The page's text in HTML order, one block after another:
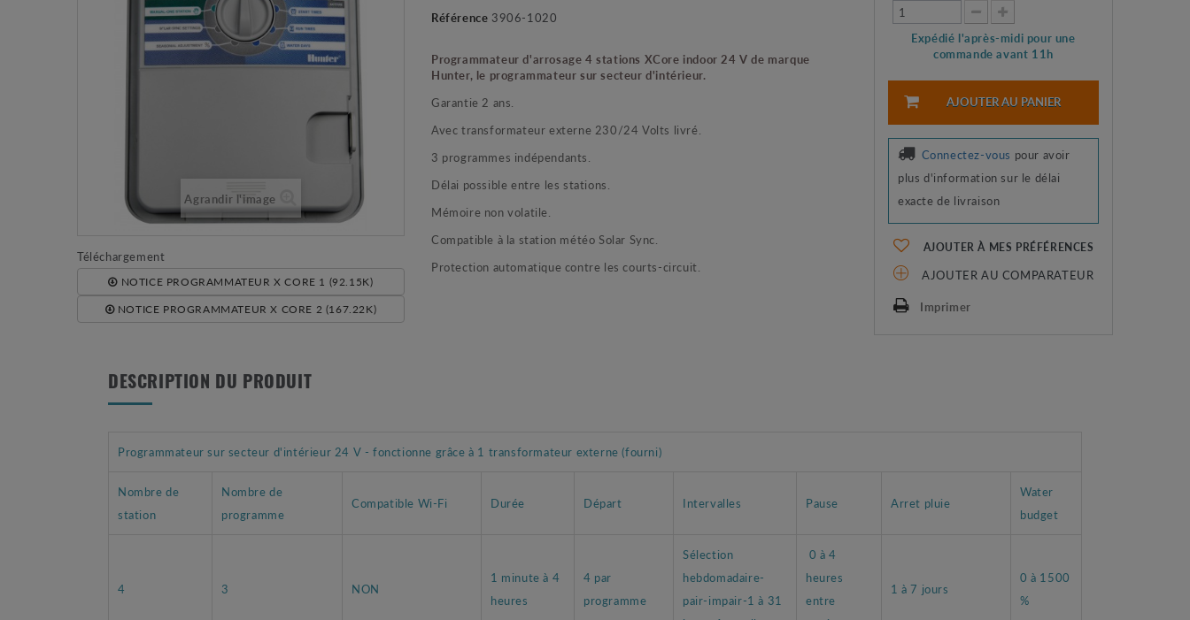
Agrandir l'image
Téléchargement
NOTICE PROGRAMMATEUR X CORE 1 (92.15K)
NOTICE PROGRAMMATEUR X CORE 2 (167.22K)
Référence 3906-1020
Programmateur d'arrosage 4 stations XCore indoor 24 V de marque
Hunter, le programmateur sur secteur d'intérieur.
Garantie 2 ans.
Avec transformateur externe 230/24 Volts livré.
3 programmes indépendants.
Délai possible entre les stations.
Mémoire non volatile.
Compatible à la station météo Solar Sync.
Protection automatique contre les courts-circuit.
Expédié l'après-midi pour une
commande avant 11h
AJOUTER AU PANIER
Connectez-vous pour avoir
plus d'information sur le délai
exacte de livraison
AJOUTER À MES PRÉFÉRENCES
AJOUTER AU COMPARATEUR
Imprimer
DESCRIPTION DU PRODUIT
Programmateur sur secteur d'intérieur 24 V - fonctionne grâce à 1 transformateur externe (fourni)
Nombre de
station
Nombre de
programme
Compatible Wi-Fi Durée Départ Intervalles Pause Arret pluie
Water
budget
4 3 NON
1 minute à 4
heures
4 par
programme
Sélection
hebdomadaire-
pair-impair-1 à 31
0 à 4
heures
entre
1 à 7 jours
0 à 1500
%